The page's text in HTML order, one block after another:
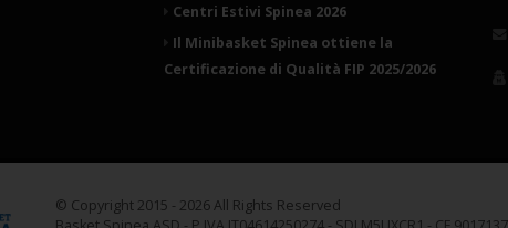
Centri Estivi Spinea 2026
Il Minibasket Spinea ottiene la
Certificazione di Qualità FIP 2025/2026
© Copyright 2015 - 2026 All Rights Reserved